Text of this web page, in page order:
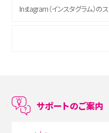
Instagram（インスタグラム）
ASMRとは？初心者向けの代
LINEで友だちを削除する方法
サポートのご案内